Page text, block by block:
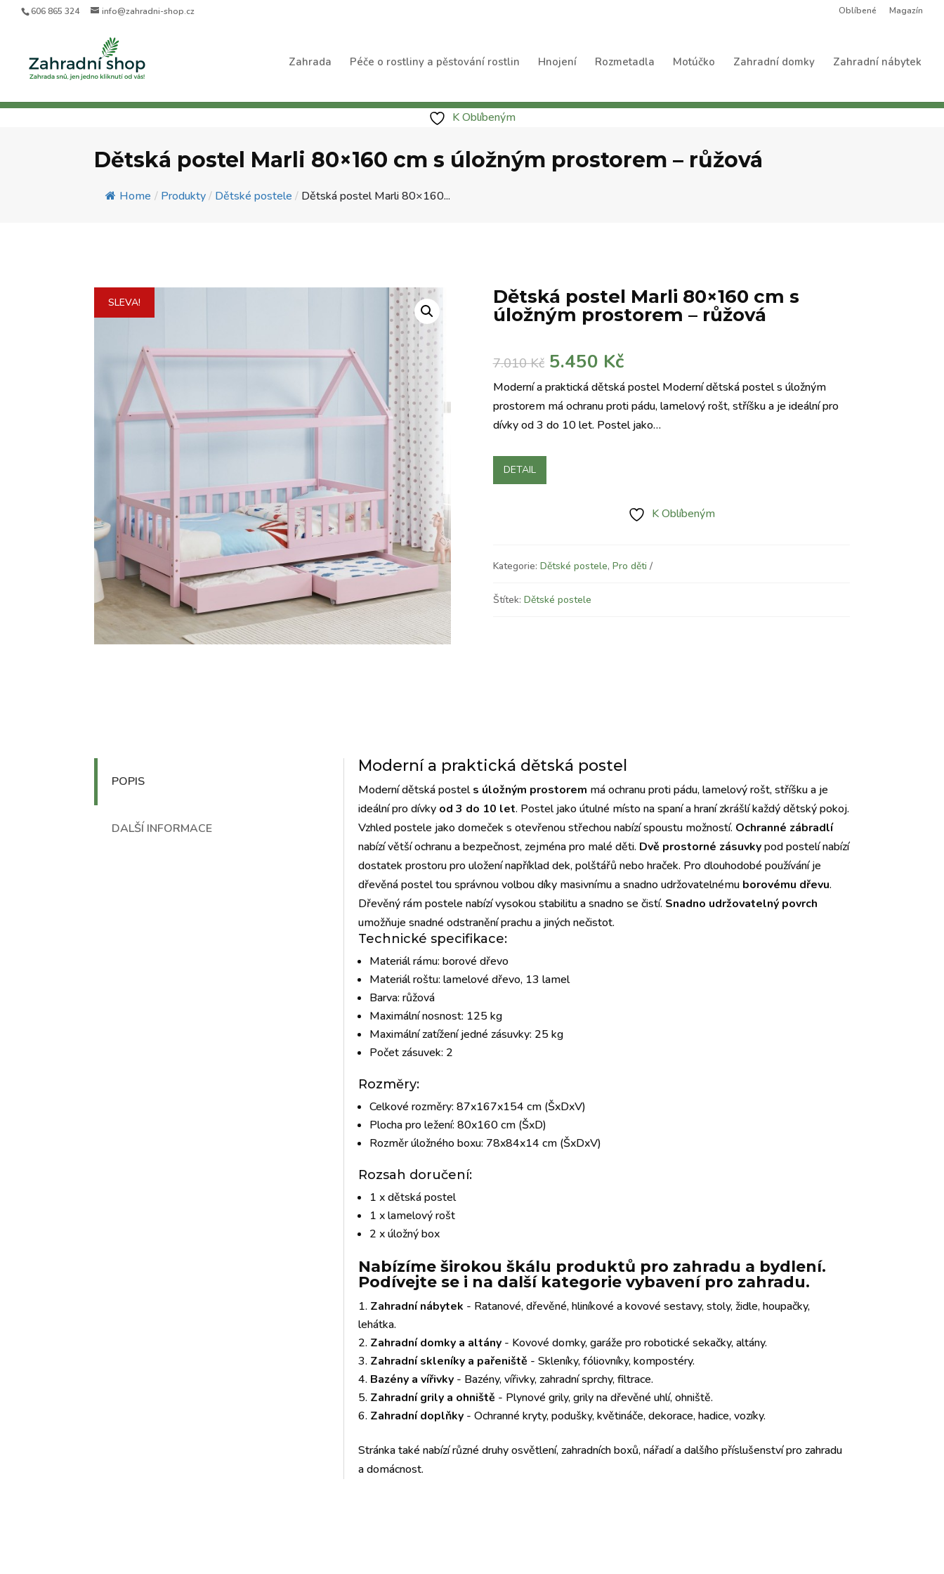
606 865 324 info@zahradni-shop.cz Oblíbené Magazín
Zahrada Péče o rostliny a pěstování rostlin Hnojení Rozmetadla Motúčko Zahradní domky Zahradní nábytek
K Oblíbeným
Dětská postel Marli 80×160 cm s úložným prostorem – růžová
Home / Produkty / Dětské postele / Dětská postel Marli 80×160...
SLEVA!
Dětská postel Marli 80×160 cm s
úložným prostorem – růžová
7.010Kč Původní
cena
byla:
7.010 Kč.
5.450 KčAktuální
cena
je:
5.450 Kč.
Moderní a praktická dětská postel Moderní dětská postel s úložným
prostorem má ochranu proti pádu, lamelový rošt, stříšku a je ideální pro
dívky od 3 do 10 let. Postel jako…
DETAIL
K Oblíbeným
Kategorie: Dětské postele, Pro děti
Štítek: Dětské postele
POPIS
DALŠÍ INFORMACE
Moderní a praktická dětská postel
Moderní dětská postels úložným prostorem má ochranu proti pádu, lamelový rošt, stříšku a je
ideální pro dívky od 3 do 10 let. Postel jako útulné místo na spaní a hraní zkrášlí každý dětský pokoj.
Vzhled postele jako domeček s otevřenou střechou nabízí spoustu možností. Ochranné zábradlí
nabízí větší ochranu a bezpečnost, zejména pro malé děti. Dvě prostorné zásuvkypod postelí nabízí
dostatek prostoru pro uložení například dek, polštářů nebo hraček. Pro dlouhodobé používání je
dřevěná postel tou správnou volbou díky masivnímu a snadno udržovatelnému borovému dřevu.
Dřevěný rám postele nabízí vysokou stabilitu a snadno se čistí. Snadno udržovatelný povrch
umožňuje snadné odstranění prachu a jiných nečistot.
Technické specifikace:
Materiál rámu: borové dřevo
Materiál roštu: lamelové dřevo, 13 lamel
Barva: růžová
Maximální nosnost: 125 kg
Maximální zatížení jedné zásuvky: 25 kg
Počet zásuvek: 2
Rozměry:
Celkové rozměry: 87x167x154 cm (ŠxDxV)
Plocha pro ležení: 80x160 cm (ŠxD)
Rozměr úložného boxu: 78x84x14 cm (ŠxDxV)
Rozsah doručení:
1 x dětská postel
1 x lamelový rošt
2 x úložný box
Nabízíme širokou škálu produktů pro zahradu a bydlení.
Podívejte se i na další kategorie vybavení pro zahradu.
Zahradní nábytek - Ratanové, dřevěné, hliníkové a kovové sestavy, stoly, židle, houpačky,
lehátka.
Zahradní domky a altány - Kovové domky, garáže pro robotické sekačky, altány.
Zahradní skleníky a pařeniště - Skleníky, fóliovníky, kompostéry.
Bazény a vířivky - Bazény, vířivky, zahradní sprchy, filtrace.
Zahradní grily a ohniště - Plynové grily, grily na dřevěné uhlí, ohniště.
Zahradní doplňky - Ochranné kryty, podušky, květináče, dekorace, hadice, vozíky.
Stránka také nabízí různé druhy osvětlení, zahradních boxů, nářadí a dalšího příslušenství pro zahradu
a domácnost.